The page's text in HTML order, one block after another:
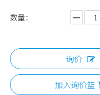
数量：
询价
加入询价篮